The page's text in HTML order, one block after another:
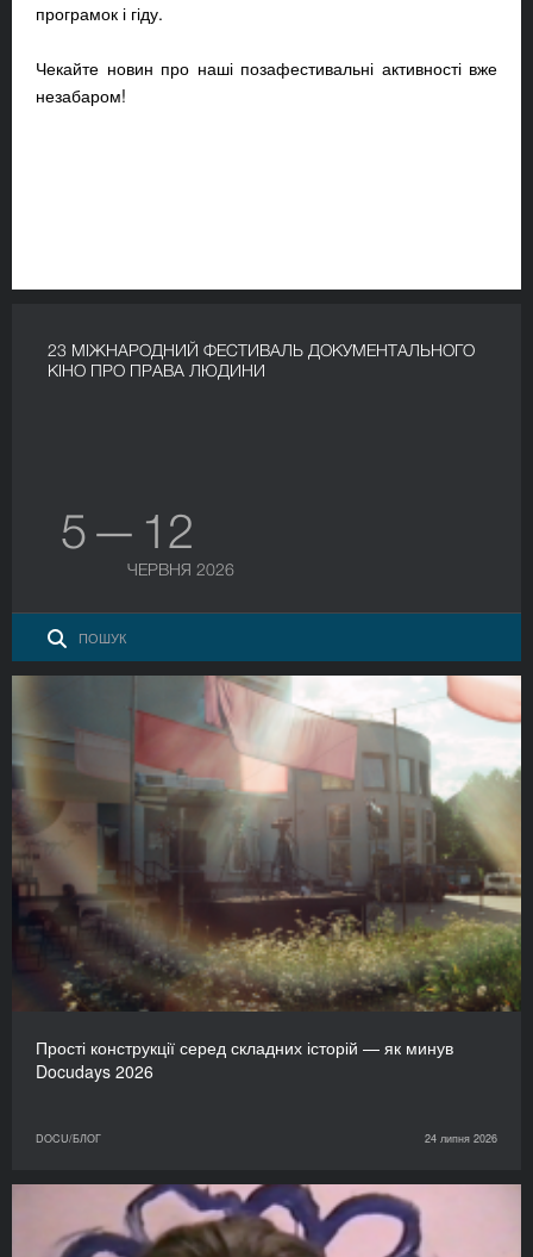
програмок і гіду.
Чекайте новин про наші позафестивальні активності вже
незабаром!
23 МІЖНАРОДНИЙ ФЕСТИВАЛЬ ДОКУМЕНТАЛЬНОГО
КІНО ПРО ПРАВА ЛЮДИНИ
5 — 12
ЧЕРВНЯ 2026
Прості конструкції серед складних історій — як минув
Docudays 2026
DOCU/БЛОГ 24 липня 2026